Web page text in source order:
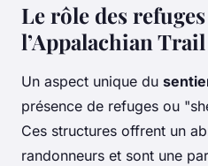
Le rôle des
l’Appalachian Trail
Un aspect unique du
présence de refuges ou
Ces structures offrent un
randonneurs et sont une